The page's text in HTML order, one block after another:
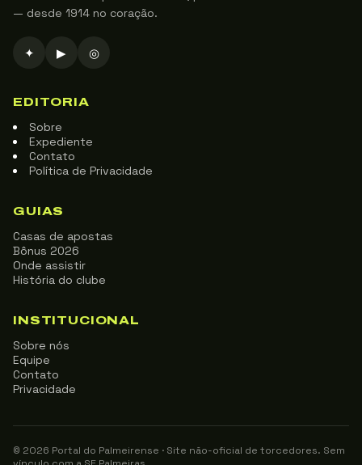
— desde 1914 no coração.
✦ ▶ ◎
EDITORIA
Sobre
Expediente
Contato
Política de Privacidade
GUIAS
Casas de apostas
Bônus 2026
Onde assistir
História do clube
INSTITUCIONAL
Sobre nós
Equipe
Contato
Privacidade
© 2026 Portal do Palmeirense · Site não-oficial de torcedores. Sem